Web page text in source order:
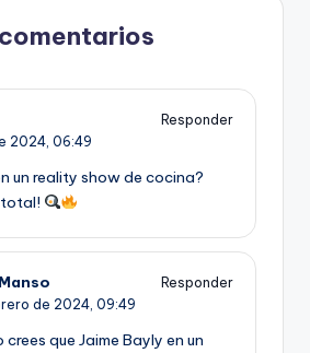
Responder
2024, 06:49
un reality show de cocina?
total!
Responder
de 2024, 09:49
crees que Jaime Bayly en un